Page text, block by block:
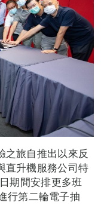
之旅自推出以來反
直升機服務公司特
期間安排更多班
行第二輪電子抽